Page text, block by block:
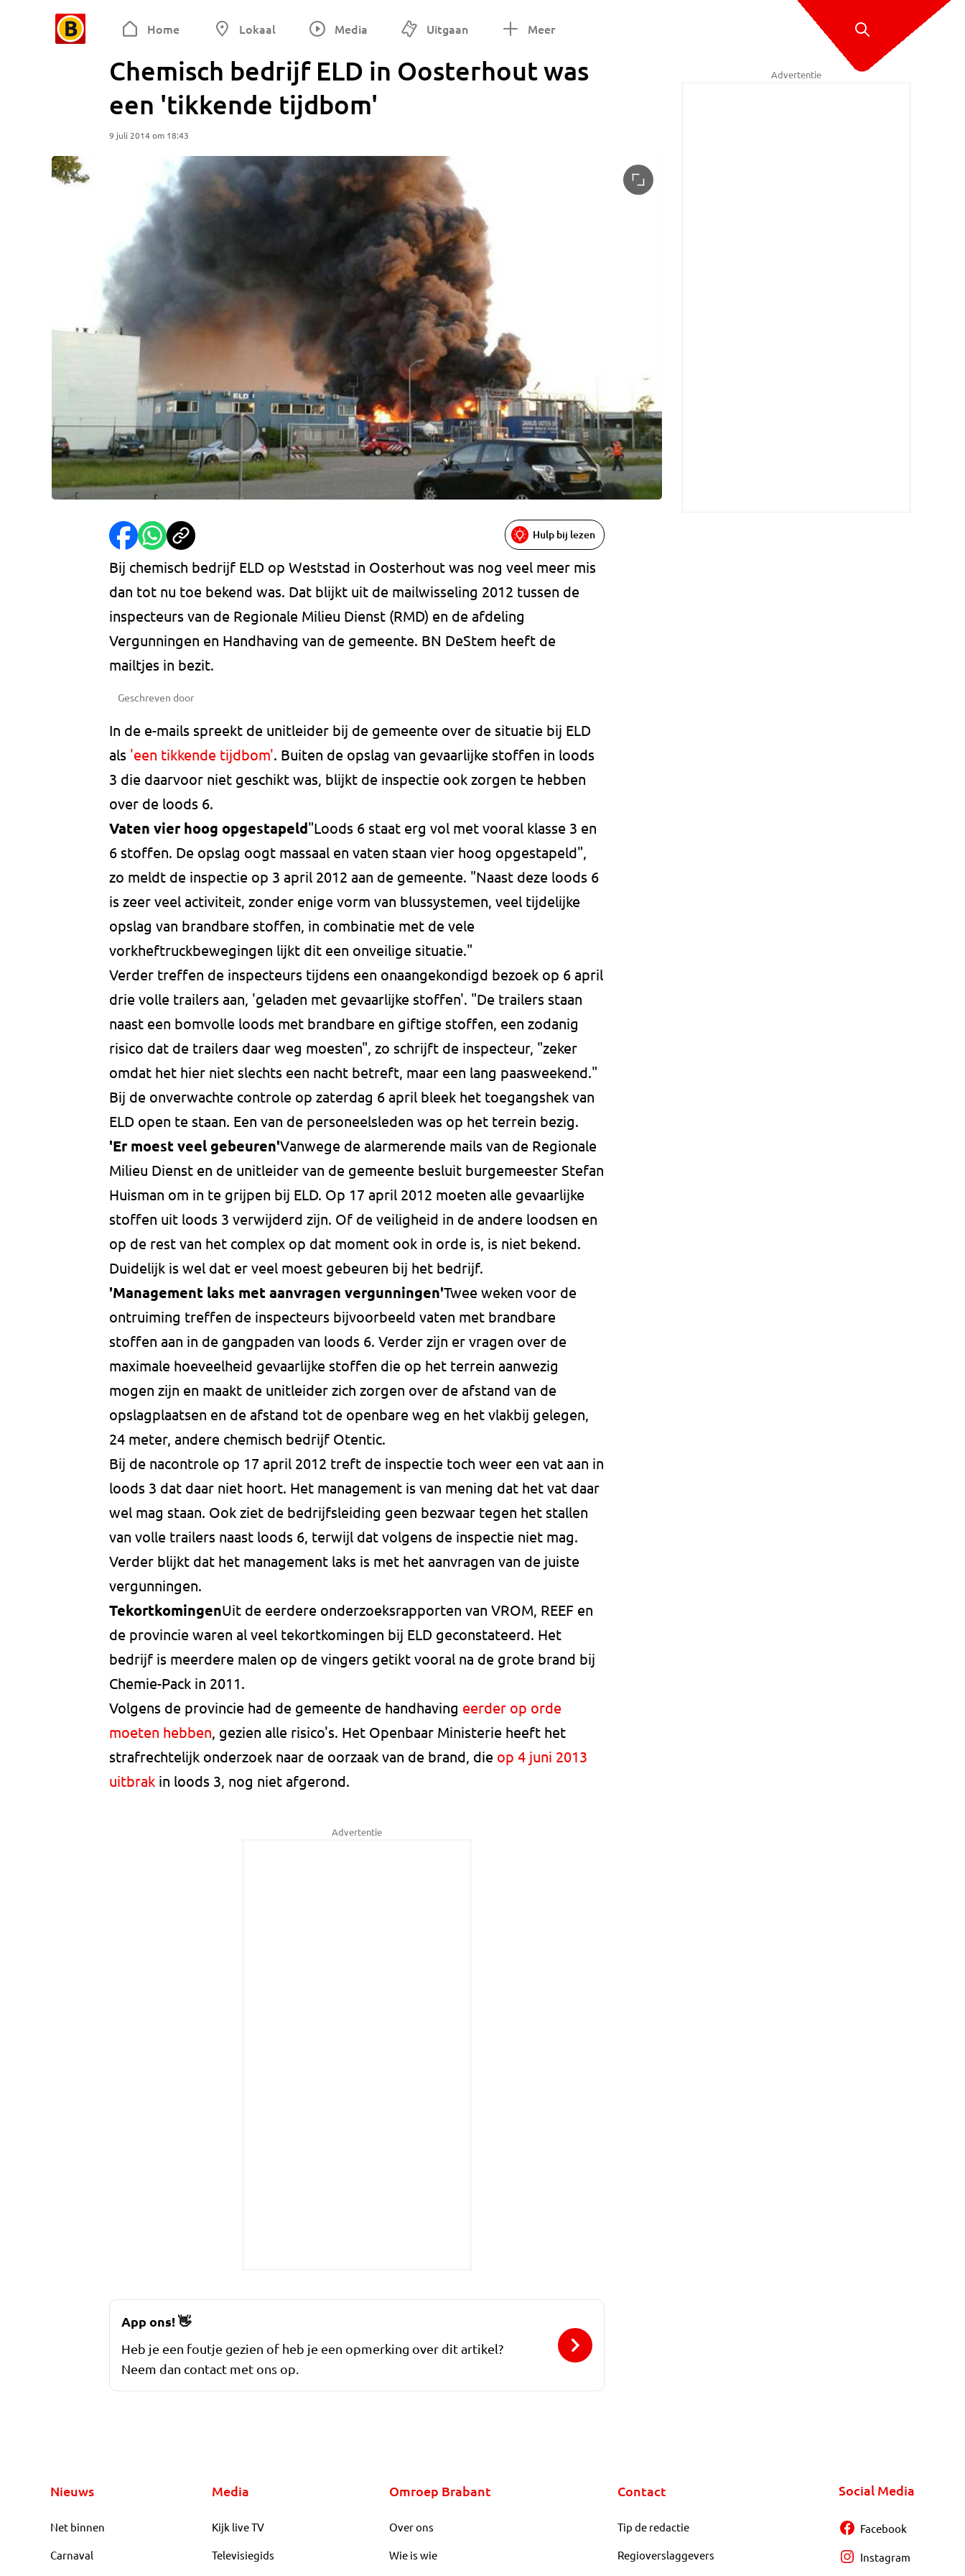
Home Lokaal Media Uitgaan Meer
Chemisch bedrijf ELD in Oosterhout was
een 'tikkende tijdbom'
9 juli 2014 om 18:43
Hulp bij lezen
Bij chemisch bedrijf ELD op Weststad in Oosterhout was nog veel meer mis
dan tot nu toe bekend was. Dat blijkt uit de mailwisseling 2012 tussen de
inspecteurs van de Regionale Milieu Dienst (RMD) en de afdeling
Vergunningen en Handhaving van de gemeente. BN DeStem heeft de
mailtjes in bezit.
Geschreven door
In de e-mails spreekt de unitleider bij de gemeente over de situatie bij ELD
als 'een tikkende tijdbom'. Buiten de opslag van gevaarlijke stoffen in loods
3 die daarvoor niet geschikt was, blijkt de inspectie ook zorgen te hebben
over de loods 6.
Vaten vier hoog opgestapeld"Loods 6 staat erg vol met vooral klasse 3 en
6 stoffen. De opslag oogt massaal en vaten staan vier hoog opgestapeld",
zo meldt de inspectie op 3 april 2012 aan de gemeente. "Naast deze loods 6
is zeer veel activiteit, zonder enige vorm van blussystemen, veel tijdelijke
opslag van brandbare stoffen, in combinatie met de vele
vorkheftruckbewegingen lijkt dit een onveilige situatie."
Verder treffen de inspecteurs tijdens een onaangekondigd bezoek op 6 april
drie volle trailers aan, 'geladen met gevaarlijke stoffen'. "De trailers staan
naast een bomvolle loods met brandbare en giftige stoffen, een zodanig
risico dat de trailers daar weg moesten", zo schrijft de inspecteur, "zeker
omdat het hier niet slechts een nacht betreft, maar een lang paasweekend."
Bij de onverwachte controle op zaterdag 6 april bleek het toegangshek van
ELD open te staan. Een van de personeelsleden was op het terrein bezig.
'Er moest veel gebeuren'Vanwege de alarmerende mails van de Regionale
Milieu Dienst en de unitleider van de gemeente besluit burgemeester Stefan
Huisman om in te grijpen bij ELD. Op 17 april 2012 moeten alle gevaarlijke
stoffen uit loods 3 verwijderd zijn. Of de veiligheid in de andere loodsen en
op de rest van het complex op dat moment ook in orde is, is niet bekend.
Duidelijk is wel dat er veel moest gebeuren bij het bedrijf.
'Management laks met aanvragen vergunningen'Twee weken voor de
ontruiming treffen de inspecteurs bijvoorbeeld vaten met brandbare
stoffen aan in de gangpaden van loods 6. Verder zijn er vragen over de
maximale hoeveelheid gevaarlijke stoffen die op het terrein aanwezig
mogen zijn en maakt de unitleider zich zorgen over de afstand van de
opslagplaatsen en de afstand tot de openbare weg en het vlakbij gelegen,
24 meter, andere chemisch bedrijf Otentic.
Bij de nacontrole op 17 april 2012 treft de inspectie toch weer een vat aan in
loods 3 dat daar niet hoort. Het management is van mening dat het vat daar
wel mag staan. Ook ziet de bedrijfsleiding geen bezwaar tegen het stallen
van volle trailers naast loods 6, terwijl dat volgens de inspectie niet mag.
Verder blijkt dat het management laks is met het aanvragen van de juiste
vergunningen.
TekortkomingenUit de eerdere onderzoeksrapporten van VROM, REEF en
de provincie waren al veel tekortkomingen bij ELD geconstateerd. Het
bedrijf is meerdere malen op de vingers getikt vooral na de grote brand bij
Chemie-Pack in 2011.
Volgens de provincie had de gemeente de handhaving eerder op orde
moeten hebben, gezien alle risico's. Het Openbaar Ministerie heeft het
strafrechtelijk onderzoek naar de oorzaak van de brand, die op 4 juni 2013
uitbrak in loods 3, nog niet afgerond.
Advertentie
Advertentie
App ons!👋
Heb je een foutje gezien of heb je een opmerking over dit artikel?
Neem dan contact met ons op.
Nieuws
Net binnen
Carnaval
Media
Kijk live TV
Televisiegids
Omroep Brabant
Over ons
Wie is wie
Contact
Tip de redactie
Regioverslaggevers
Social Media
Facebook
Instagram